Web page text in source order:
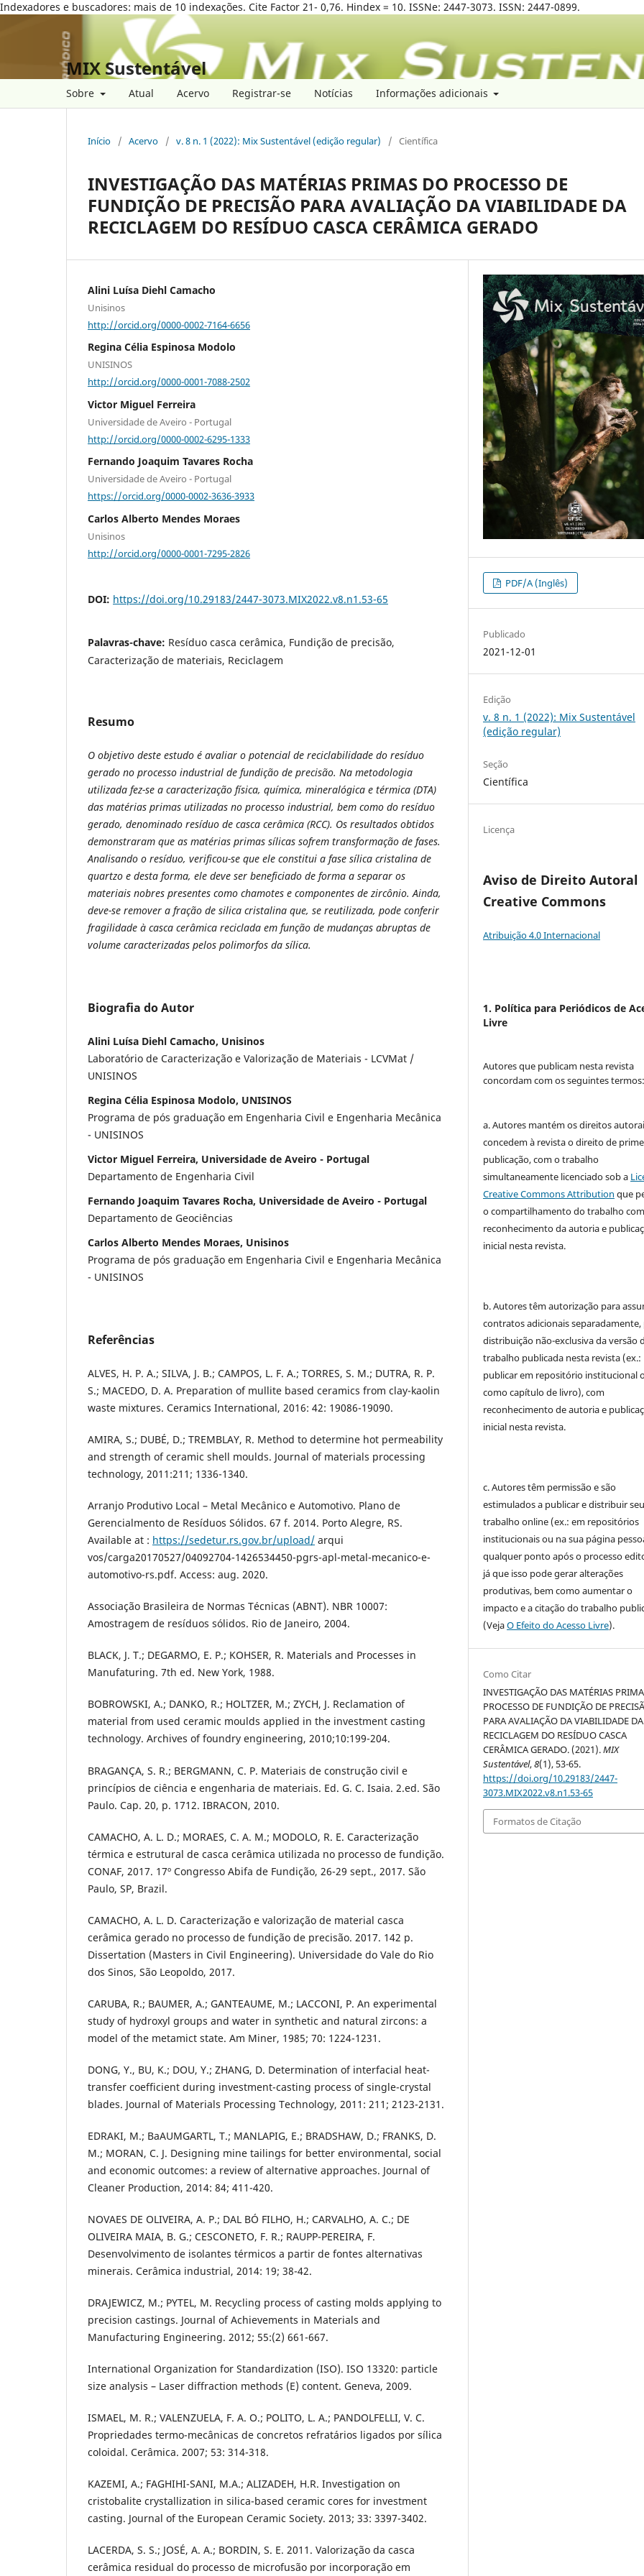
Indexadores e buscadores: mais de 10 indexações. Cite Factor 21- 0,76. Hindex = 10. ISSNe: 2447-3073. ISSN: 2447-0899.
MIX Sustentável
Sobre Atual Acervo Registrar-se Notícias Informações adicionais
Início / Acervo / v. 8 n. 1 (2022): Mix Sustentável (edição regular) / Científica
INVESTIGAÇÃO DAS MATÉRIAS PRIMAS DO PROCESSO DE
FUNDIÇÃO DE PRECISÃO PARA AVALIAÇÃO DA VIABILIDADE DA
RECICLAGEM DO RESÍDUO CASCA CERÂMICA GERADO
Alini Luísa Diehl Camacho
Unisinos
http://orcid.org/0000-0002-7164-6656
Regina Célia Espinosa Modolo
UNISINOS
http://orcid.org/0000-0001-7088-2502
Victor Miguel Ferreira
Universidade de Aveiro - Portugal
http://orcid.org/0000-0002-6295-1333
Fernando Joaquim Tavares Rocha
Universidade de Aveiro - Portugal
https://orcid.org/0000-0002-3636-3933
Carlos Alberto Mendes Moraes
Unisinos
http://orcid.org/0000-0001-7295-2826
DOI: https://doi.org/10.29183/2447-3073.MIX2022.v8.n1.53-65
Palavras-chave: Resíduo casca cerâmica, Fundição de precisão,
Caracterização de materiais, Reciclagem
Resumo
O objetivo deste estudo é avaliar o potencial de reciclabilidade do resíduo
gerado no processo industrial de fundição de precisão. Na metodologia
utilizada fez-se a caracterização física, química, mineralógica e térmica (DTA)
das matérias primas utilizadas no processo industrial, bem como do resíduo
gerado, denominado resíduo de casca cerâmica (RCC). Os resultados obtidos
demonstraram que as matérias primas sílicas sofrem transformação de fases.
Analisando o resíduo, verificou-se que ele constitui a fase sílica cristalina de
quartzo e desta forma, ele deve ser beneficiado de forma a separar os
materiais nobres presentes como chamotes e componentes de zircônio. Ainda,
deve-se remover a fração de silica cristalina que, se reutilizada, pode conferir
fragilidade à casca cerâmica reciclada em função de mudanças abruptas de
volume caracterizadas pelos polimorfos da sílica.
Biografia do Autor
Alini Luísa Diehl Camacho, Unisinos
Laboratório de Caracterização e Valorização de Materiais - LCVMat /
UNISINOS
Regina Célia Espinosa Modolo, UNISINOS
Programa de pós graduação em Engenharia Civil e Engenharia Mecânica
- UNISINOS
Victor Miguel Ferreira, Universidade de Aveiro - Portugal
Departamento de Engenharia Civil
Fernando Joaquim Tavares Rocha, Universidade de Aveiro - Portugal
Departamento de Geociências
Carlos Alberto Mendes Moraes, Unisinos
Programa de pós graduação em Engenharia Civil e Engenharia Mecânica
- UNISINOS
Referências
ALVES, H. P. A.; SILVA, J. B.; CAMPOS, L. F. A.; TORRES, S. M.; DUTRA, R. P.
S.; MACEDO, D. A. Preparation of mullite based ceramics from clay-kaolin
waste mixtures. Ceramics International, 2016: 42: 19086-19090.
AMIRA, S.; DUBÉ, D.; TREMBLAY, R. Method to determine hot permeability
and strength of ceramic shell moulds. Journal of materials processing
technology, 2011:211; 1336-1340.
Arranjo Produtivo Local – Metal Mecânico e Automotivo. Plano de
Gerencialmento de Resíduos Sólidos. 67 f. 2014. Porto Alegre, RS.
Available at : https://sedetur.rs.gov.br/upload/ arqui
vos/carga20170527/04092704-1426534450-pgrs-apl-metal-mecanico-e-
automotivo-rs.pdf. Access: aug. 2020.
Associação Brasileira de Normas Técnicas (ABNT). NBR 10007:
Amostragem de resíduos sólidos. Rio de Janeiro, 2004.
BLACK, J. T.; DEGARMO, E. P.; KOHSER, R. Materials and Processes in
Manufaturing. 7th ed. New York, 1988.
BOBROWSKI, A.; DANKO, R.; HOLTZER, M.; ZYCH, J. Reclamation of
material from used ceramic moulds applied in the investment casting
technology. Archives of foundry engineering, 2010;10:199-204.
BRAGANÇA, S. R.; BERGMANN, C. P. Materiais de construção civil e
princípios de ciência e engenharia de materiais. Ed. G. C. Isaia. 2.ed. São
Paulo. Cap. 20, p. 1712. IBRACON, 2010.
CAMACHO, A. L. D.; MORAES, C. A. M.; MODOLO, R. E. Caracterização
térmica e estrutural de casca cerâmica utilizada no processo de fundição.
CONAF, 2017. 17º Congresso Abifa de Fundição, 26-29 sept., 2017. São
Paulo, SP, Brazil.
CAMACHO, A. L. D. Caracterização e valorização de material casca
cerâmica gerado no processo de fundição de precisão. 2017. 142 p.
Dissertation (Masters in Civil Engineering). Universidade do Vale do Rio
dos Sinos, São Leopoldo, 2017.
CARUBA, R.; BAUMER, A.; GANTEAUME, M.; LACCONI, P. An experimental
study of hydroxyl groups and water in synthetic and natural zircons: a
model of the metamict state. Am Miner, 1985; 70: 1224-1231.
DONG, Y., BU, K.; DOU, Y.; ZHANG, D. Determination of interfacial heat-
transfer coefficient during investment-casting process of single-crystal
blades. Journal of Materials Processing Technology, 2011: 211; 2123-2131.
EDRAKI, M.; BaAUMGARTL, T.; MANLAPIG, E.; BRADSHAW, D.; FRANKS, D.
M.; MORAN, C. J. Designing mine tailings for better environmental, social
and economic outcomes: a review of alternative approaches. Journal of
Cleaner Production, 2014: 84; 411-420.
NOVAES DE OLIVEIRA, A. P.; DAL BÓ FILHO, H.; CARVALHO, A. C.; DE
OLIVEIRA MAIA, B. G.; CESCONETO, F. R.; RAUPP-PEREIRA, F.
Desenvolvimento de isolantes térmicos a partir de fontes alternativas
minerais. Cerâmica industrial, 2014: 19; 38-42.
DRAJEWICZ, M.; PYTEL, M. Recycling process of casting molds applying to
precision castings. Journal of Achievements in Materials and
Manufacturing Engineering. 2012; 55:(2) 661-667.
International Organization for Standardization (ISO). ISO 13320: particle
size analysis – Laser diffraction methods (E) content. Geneva, 2009.
ISMAEL, M. R.; VALENZUELA, F. A. O.; POLITO, L. A.; PANDOLFELLI, V. C.
Propriedades termo-mecânicas de concretos refratários ligados por sílica
coloidal. Cerâmica. 2007; 53: 314-318.
KAZEMI, A.; FAGHIHI-SANI, M.A.; ALIZADEH, H.R. Investigation on
cristobalite crystallization in silica-based ceramic cores for investment
casting. Journal of the European Ceramic Society. 2013; 33: 3397-3402.
LACERDA, S. S.; JOSÉ, A. A.; BORDIN, S. E. 2011. Valorização da casca
cerâmica residual do processo de microfusão por incorporação em
PDF/A (Inglês)
Publicado
2021-12-01
Edição
v. 8 n. 1 (2022): Mix Sustentável
(edição regular)
Seção
Científica
Licença
Aviso de Direito Autoral
Creative Commons
Atribuição 4.0 Internacional
1. Política para Periódicos de
Livre
Autores que publicam nesta revista
concordam com os seguintes termos:
a. Autores mantém os direitos
concedem à revista o direito de
publicação, com o trabalho
simultaneamente licenciado sob a
Creative Commons Attribution que
o compartilhamento do trabalho com
reconhecimento da autoria e
inicial nesta revista.
b. Autores têm autorização para
contratos adicionais separadamente,
distribuição não-exclusiva da versão
trabalho publicada nesta revista (ex.:
publicar em repositório institucional
como capítulo de livro), com
reconhecimento de autoria e
inicial nesta revista.
c. Autores têm permissão e são
estimulados a publicar e distribuir seu
trabalho online (ex.: em repositórios
institucionais ou na sua página
qualquer ponto após o processo
já que isso pode gerar alterações
produtivas, bem como aumentar o
impacto e a citação do trabalho
(VejaO Efeito do Acesso Livre).
Como Citar
INVESTIGAÇÃO DAS MATÉRIAS
PROCESSO DE FUNDIÇÃO DE
PARA AVALIAÇÃO DA VIABILIDADE DA
RECICLAGEM DO RESÍDUO CASCA
CERÂMICA GERADO. (2021).MIX
Sustentável,8(1), 53-65.
https://doi.org/10.29183/2447-
3073.MIX2022.v8.n1.53-65
Formatos de Citação